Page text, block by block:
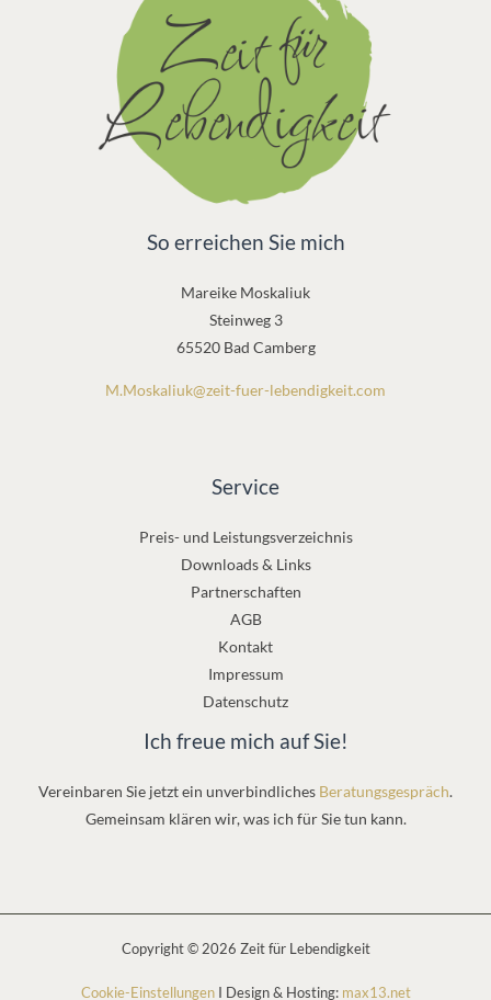
So erreichen Sie mich
Mareike Moskaliuk
Steinweg 3
65520 Bad Camberg
M.Moskaliuk@zeit-fuer-lebendigkeit.com
Service
Preis- und Leistungsverzeichnis
Downloads & Links
Partnerschaften
AGB
Kontakt
Impressum
Datenschutz
Ich freue mich auf Sie!
Vereinbaren Sie jetzt ein unverbindliches Beratungsgespräch.
Gemeinsam klären wir, was ich für Sie tun kann.
Copyright © 2026 Zeit für Lebendigkeit
Cookie-EinstellungenI Design & Hosting: max13.net